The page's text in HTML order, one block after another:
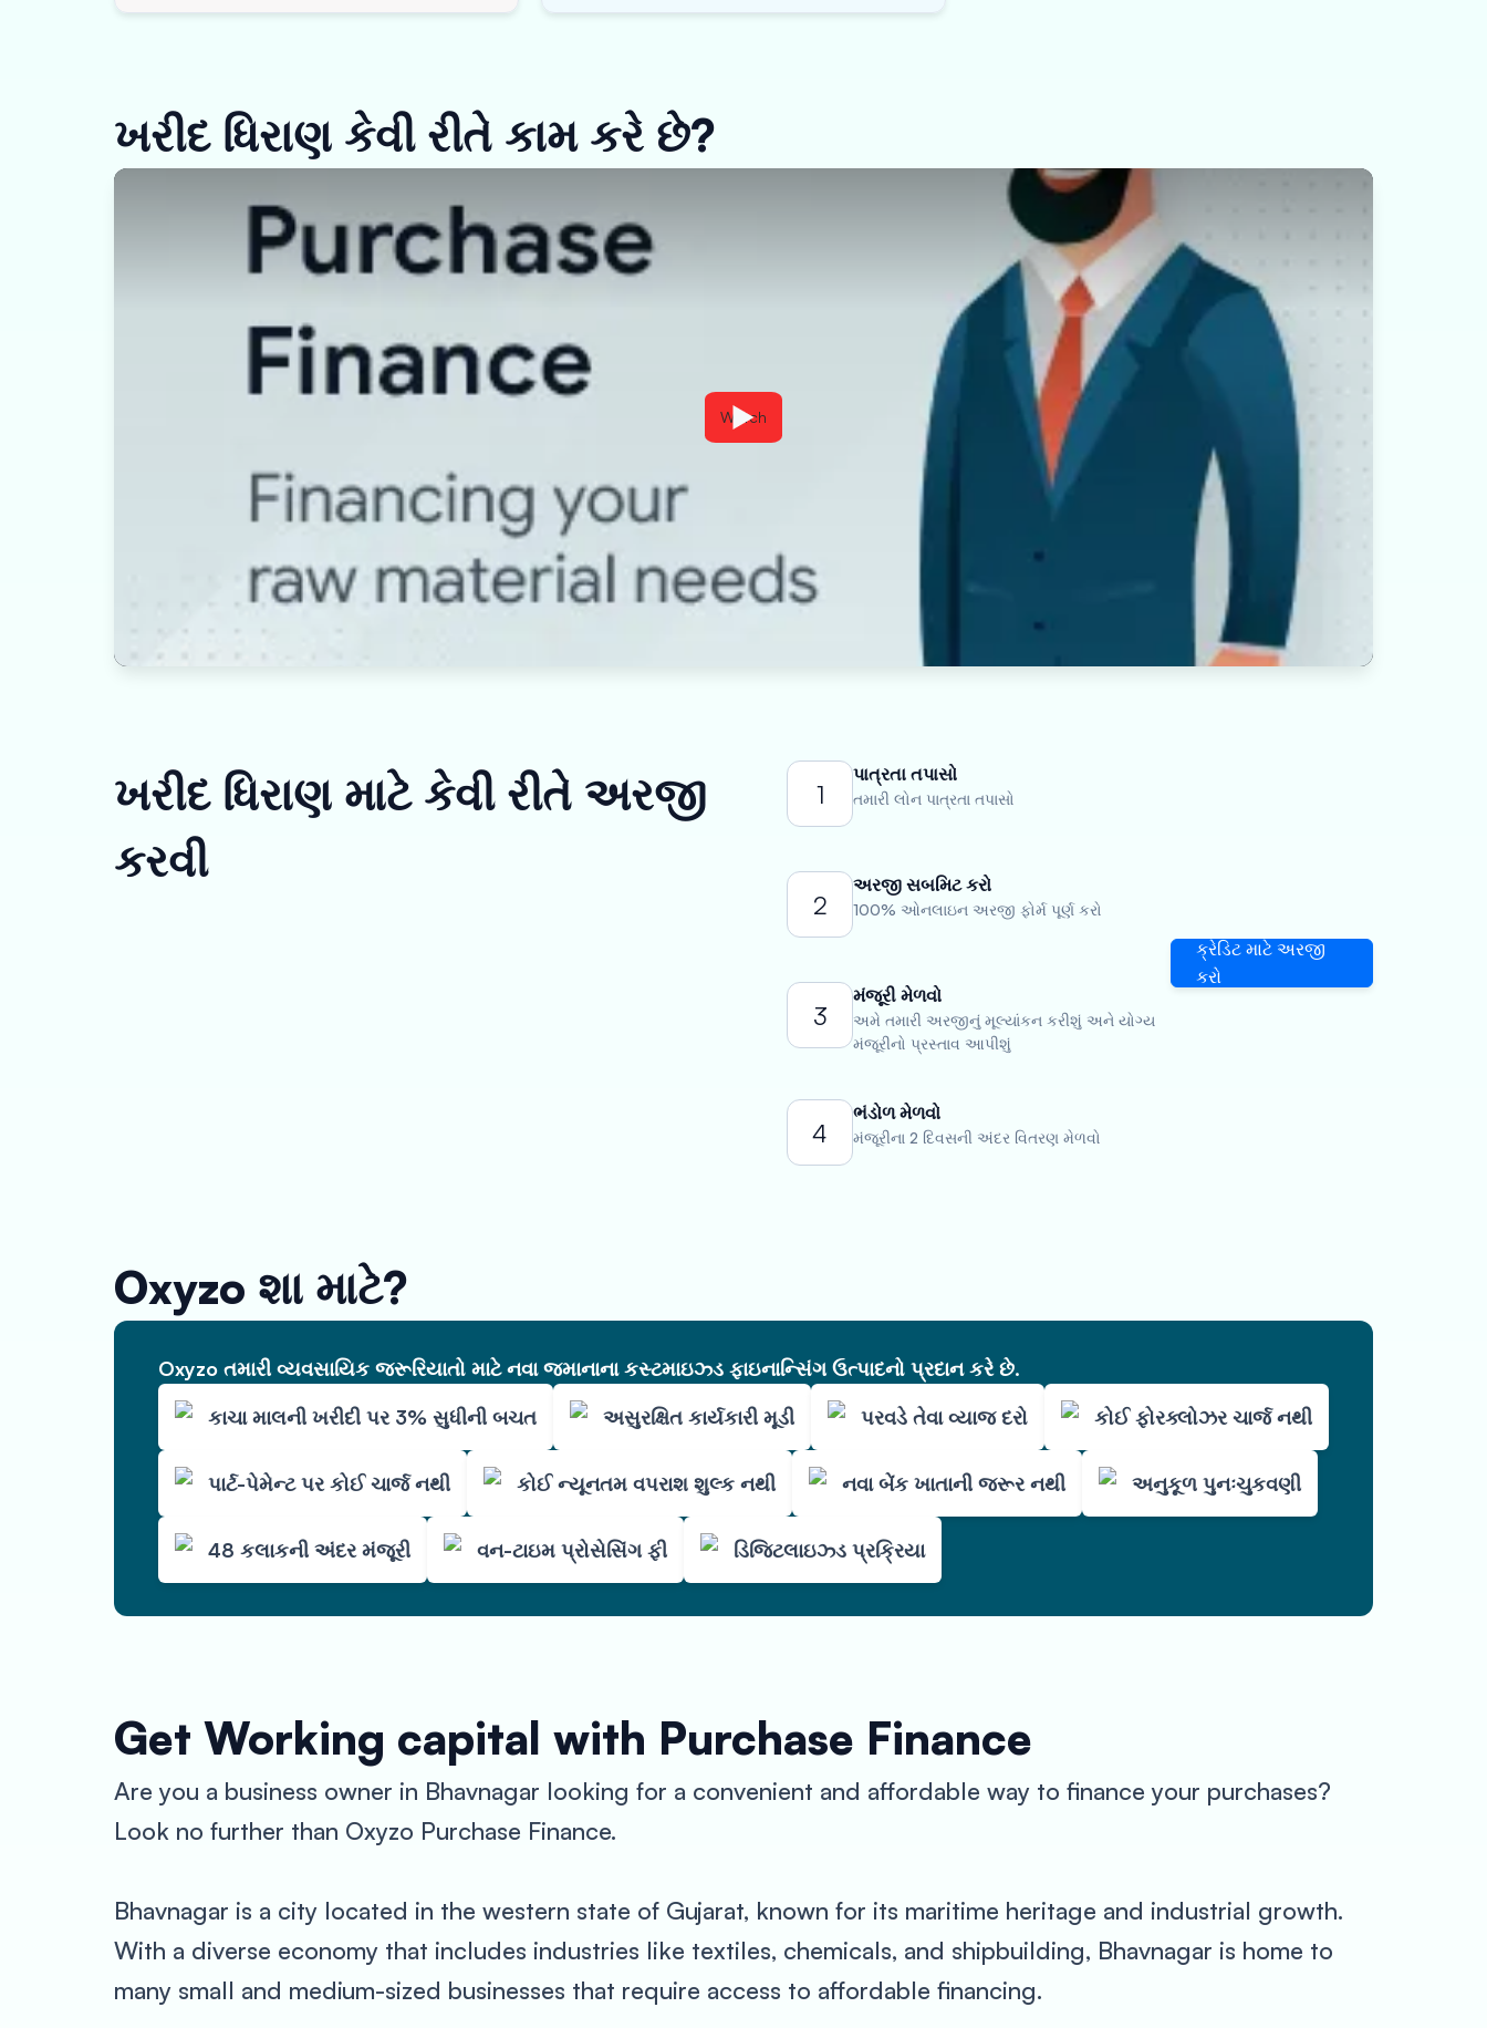
ખરીદ ધિરાણ કેવી રીતે કામ કરે છે?
Watch
ખરીદ ધિરાણ માટે કેવી રીતે અરજી
કરવી
1
પાત્રતા તપાસો
તમારી લોન પાત્રતા તપાસો
2
અરજી સબમિટ કરો
100% ઓનલાઇન અરજી ફોર્મ પૂર્ણ કરો
3
મંજૂરી મેળવો
અમે તમારી અરજીનું મૂલ્યાંકન કરીશું અને યોગ્ય
મંજૂરીનો પ્રસ્તાવ આપીશું
4
ભંડોળ મેળવો
મંજૂરીના 2 દિવસની અંદર વિતરણ મેળવો
ક્રેડિટ માટે અરજી
કરો
Oxyzo શા માટે?
Oxyzo તમારી વ્યવસાયિક જરૂરિયાતો માટે નવા જમાનાના કસ્ટમાઇઝ્ડ ફાઇનાન્સિંગ ઉત્પાદનો પ્રદાન કરે છે.
કાચા માલની ખરીદી પર 3% સુધીની બચત
અસુરક્ષિત કાર્યકારી મૂડી પરવડે તેવા વ્યાજ દરો કોઈ ફોરક્લોઝર ચાર્જ નથી
પાર્ટ-પેમેન્ટ પર કોઈ ચાર્જ નથી કોઈ ન્યૂનતમ વપરાશ શુલ્ક નથી નવા બેંક ખાતાની જરૂર નથી અનુકૂળ પુનઃચુકવણી
48 કલાકની અંદર મંજૂરી વન-ટાઇમ પ્રોસેસિંગ ફી ડિજિટલાઇઝ્ડ પ્રક્રિયા
Get Working capital with Purchase Finance
Are you a business owner in Bhavnagar looking for a convenient and affordable way to finance your purchases?
Look no further than Oxyzo Purchase Finance.
Bhavnagar is a city located in the western state of Gujarat, known for its maritime heritage and industrial growth.
With a diverse economy that includes industries like textiles, chemicals, and shipbuilding, Bhavnagar is home to
many small and medium-sized businesses that require access to affordable financing.